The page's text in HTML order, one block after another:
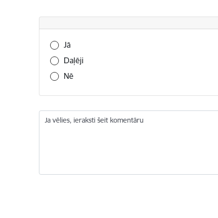
Vai šī informācija bija noderīga?
Jā
Daļēji
Nē
Ja vēlies, ieraksti šeit komentāru